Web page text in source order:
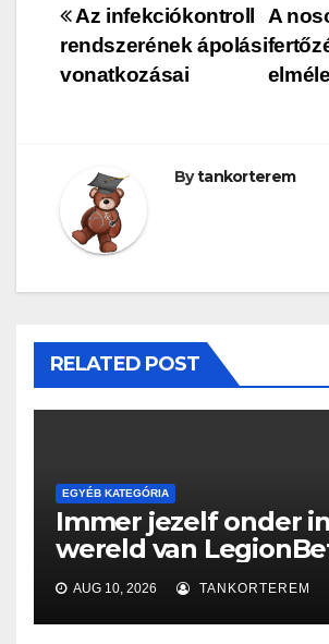
Bejegyzés
navigáció
A
Az infekciókontroll
rendszerének ápolási
vonatkozásai
Bytankorterem
RELATED POST
EGYÉB KATEGÓRIA
Immer jezelf onder
wereld van
AUG 10, 2026 TANKORTEREM